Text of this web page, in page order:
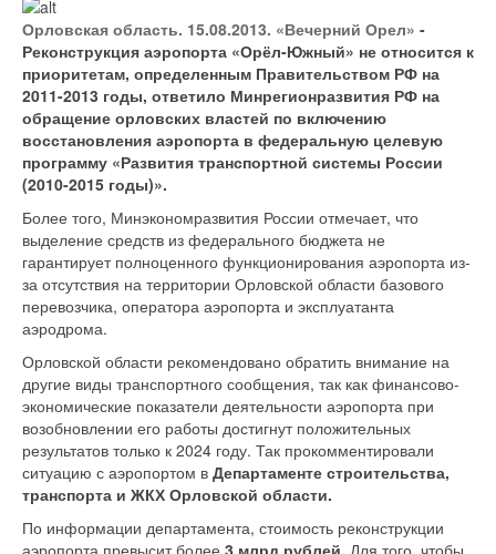
Орловская область. 15.08.2013. «Вечерний Орел» -
Реконструкция аэропорта «Орёл-Южный» не относится к
приоритетам, определенным Правительством РФ на
2011-2013 годы, ответило Минрегионразвития РФ на
обращение орловских властей по включению
восстановления аэропорта в федеральную целевую
программу «Развития транспортной системы России
(2010-2015 годы)».
Более того, Минэкономразвития России отмечает, что
выделение средств из федерального бюджета не
гарантирует полноценного функционирования аэропорта из-
за отсутствия на территории Орловской области базового
перевозчика, оператора аэропорта и эксплуатанта
аэродрома.
Орловской области рекомендовано обратить внимание на
другие виды транспортного сообщения, так как финансово-
экономические показатели деятельности аэропорта при
возобновлении его работы достигнут положительных
результатов только к 2024 году. Так прокомментировали
ситуацию с аэропортом в Департаменте строительства,
транспорта и ЖКХ Орловской области.
По информации департамента, стоимость реконструкции
аэропорта превысит более 3 млрд рублей. Для того, чтобы